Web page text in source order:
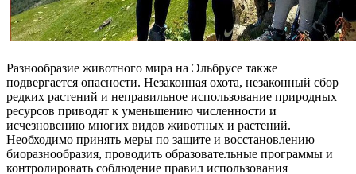
Разнообразие животного мира на Эльбрусе также
подвергается опасности. Незаконная охота, незаконный сбор
редких растений и неправильное использование природных
ресурсов приводят к уменьшению численности и
исчезновению многих видов животных и растений.
Необходимо принять меры по защите и восстановлению
биоразнообразия, проводить образовательные программы и
контролировать соблюдение правил использования